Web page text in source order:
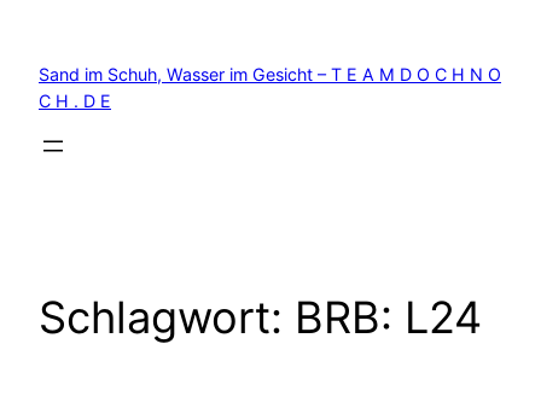
springen
Sand im Schuh, Wasser im Gesicht – T E A M D O C H N O
C H . D E
Schlagwort: BRB: L24